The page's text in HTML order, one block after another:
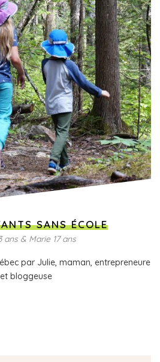
SANS ÉCOLE
ans & Marie 17 ans
par Julie, maman, entrepreneure
et bloggeuse